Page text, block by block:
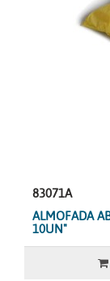
83071A
ALMOFADA
10UN"